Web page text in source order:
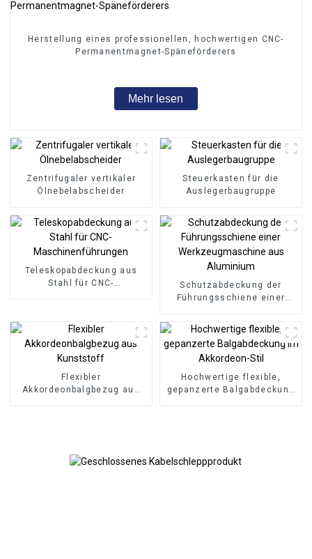
Herstellung eines professionellen, hochwertigen CNC-
Permanentmagnet-Späneförderers
Mehr lesen
Zentrifugaler vertikaler
Ölnebelabscheider
Steuerkasten für die
Auslegerbaugruppe
Teleskopabdeckung aus
Stahl für CNC-
Schutzabdeckung der
Führungsschiene einer
Aluminium
Flexibler
Akkordeonbalgbezug aus
Hochwertige flexible,
gepanzerte Balgabdeckung